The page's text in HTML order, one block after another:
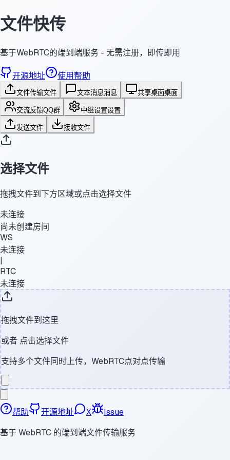
文件快传
基于WebRTC的端到端服务 - 无需注册，即传即用
开源地址 使用帮助
文件传输文件 文本消息消息 共享桌面桌面
交流反馈QQ群 中继设置设置
发送文件 接收文件
选择文件
拖拽文件到下方区域或点击选择文件
未连接
尚未创建房间
WS
未连接
|
RTC
未连接
拖拽文件到这里
或者 点击选择文件
支持多个文件同时上传，WebRTC点对点传输
帮助 开源地址 X
Issue
基于 WebRTC 的端到端文件传输服务